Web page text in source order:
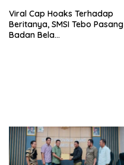
Viral Cap Hoaks Terhadap
Beritanya, SMSI Tebo Pasang
Badan Bela